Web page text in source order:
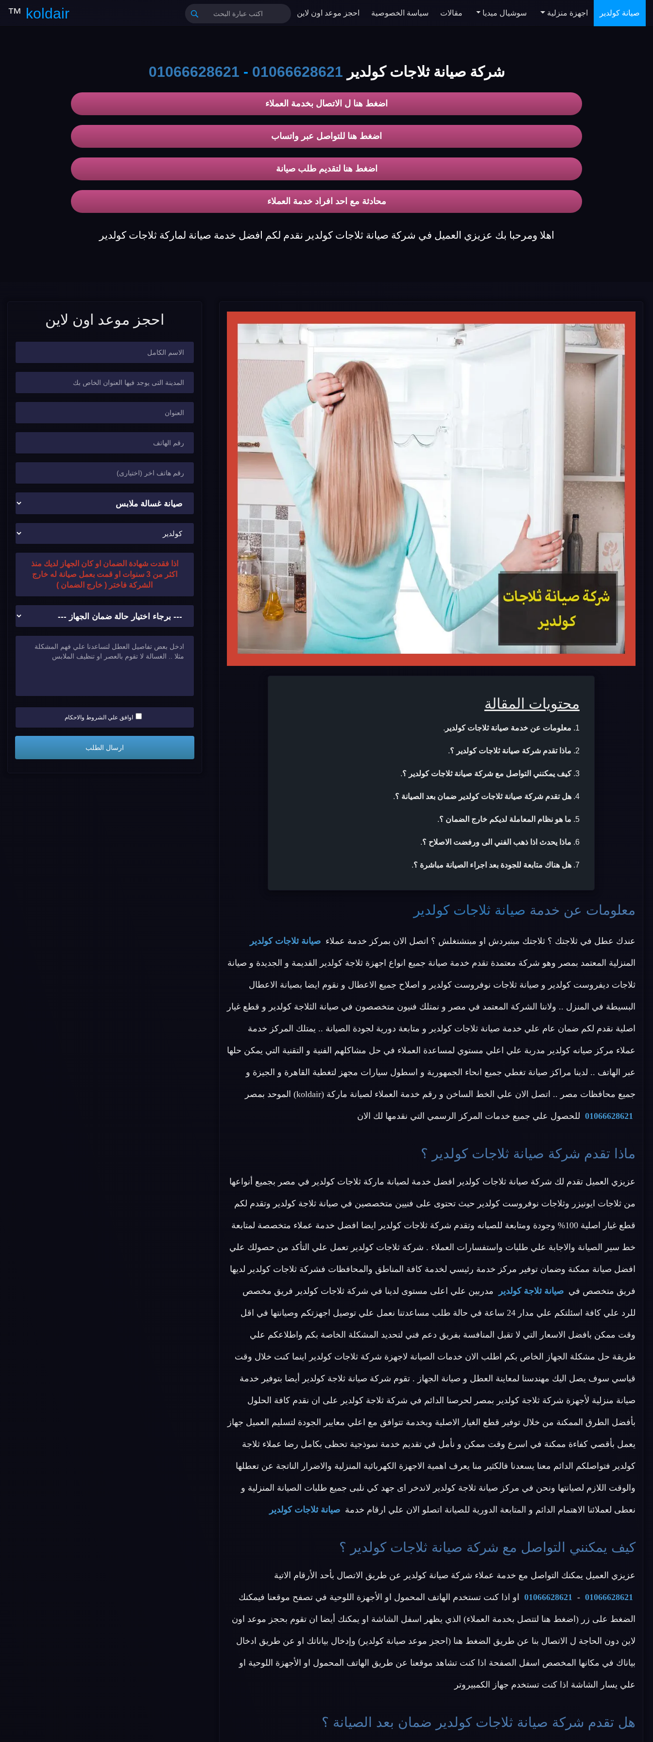
koldair
™ صيانة كولدير اجهزة منزلية سوشيال ميديا مقالات سياسة الخصوصية احجز موعد اون لاين
شركة صيانة ثلاجات كولدير 01066628621
-
01066628621
اضغط هنا ل الاتصال بخدمة العملاء
اضغط هنا للتواصل عبر واتساب
اضغط هنا لتقديم طلب صيانة
محادثة مع احد افراد خدمة العملاء
اهلا ومرحبا بك عزيزي العميل في شركة صيانة ثلاجات كولدير نقدم لكم افضل خدمة صيانة لماركة ثلاجات كولدير
محتويات المقالة
معلومات عن خدمة صيانة ثلاجات كولدير .
ماذا تقدم شركة صيانة ثلاجات كولدير ؟.
كيف يمكنني التواصل مع شركة صيانة ثلاجات كولدير ؟.
هل تقدم شركة صيانة ثلاجات كولدير ضمان بعد الصيانة ؟.
ما هو نظام المعاملة لديكم خارج الضمان ؟.
ماذا يحدث اذا ذهب الفني الى ورفضت الاصلاح ؟.
هل هناك متابعة للجودة بعد اجراء الصيانة مباشرة ؟.
معلومات عن خدمة صيانة ثلاجات كولدير
عندك عطل في ثلاجتك ؟ ثلاجتك مبتبردش او مبتشتغلش ؟ اتصل الان بمركز خدمة عملاء صيانة ثلاجات كولدير
المنزلية المعتمد بمصر وهو شركة معتمدة تقدم خدمة صيانة جميع انواع اجهزة ثلاجة كولدير القديمة و الجديدة و صيانة
ثلاجات ديفروست كولدير و صيانة ثلاجات نوفروست كولدير و اصلاح جميع الاعطال و نقوم ايضا بصيانة الاعطال
البسيطة في المنزل .. ولاننا الشركة المعتمد في مصر و نمتلك فنيون متخصصون في صيانة الثلاجة كولدير و قطع غيار
اصلية نقدم لكم ضمان عام علي خدمة صيانة ثلاجات كولدير و متابعة دورية لجودة الصيانة .. يمتلك المركز خدمة
عملاء مركز صيانه كولدير مدربة علي اعلي مستوي لمساعدة العملاء في حل مشاكلهم الفنية و التقنية التي يمكن حلها
عبر الهاتف .. لدينا مراكز صيانة تغطي جميع انحاء الجمهورية و اسطول سيارات مجهز لتغطية القاهرة و الجيزة و
جميع محافظات مصر .. اتصل الان علي الخط الساخن و رقم خدمة العملاء لصيانة ماركة (koldair) الموحد بمصر
01066628621 للحصول علي جميع خدمات المركز الرسمي التي نقدمها لك الان
ماذا تقدم شركة صيانة ثلاجات كولدير ؟
عزيزي العميل تقدم لك شركة صيانة ثلاجات كولدير افضل خدمة لصيانة ماركة ثلاجات كولدير في مصر بجميع أنواعها
من ثلاجات ايونيزر وثلاجات نوفروست كولدير حيث تحتوى على فنيين متخصصين في صيانة ثلاجة كولدير وتقدم لكم
قطع غيار اصلية 100% وجودة ومتابعة للصيانه وتقدم شركة ثلاجات كولدير ايضا افضل خدمة عملاء متخصصة لمتابعة
خط سير الصيانة والاجابة علي طلبات واستفسارات العملاء . شركة ثلاجات كولدير تعمل علي التأكد من حصولك علي
افضل صيانة ممكنة وضمان توفير مركز خدمة رئيسي لخدمة كافة المناطق والمحافظات فشركة ثلاجات كولدير لديها
فريق متخصص في صيانة ثلاجة كولدير مدربين علي اعلى مستوى لدينا في شركة ثلاجات كولدير فريق مخصص
للرد علي كافة اسئلتكم علي مدار 24 ساعة في حالة طلب مساعدتنا نعمل علي توصيل اجهزتكم وصيانتها في اقل
وقت ممكن بافضل الاسعار التي لا تقبل المنافسة بفريق دعم فني لتحديد المشكلة الخاصة بكم واطلاعكم علي
طريقة حل مشكلة الجهاز الخاص بكم اطلب الان خدمات الصيانة لاجهزة شركة ثلاجات كولدير اينما كنت خلال وقت
قياسي سوف يصل اليك مهندسنا لمعاينة العطل و صيانة الجهاز . تقوم شركة صيانة ثلاجة كولدير أيضا بتوفير خدمة
صيانة منزلية لأجهزة شركة ثلاجة كولدير بمصر لحرصنا الدائم في شركة ثلاجة كولدير على ان نقدم كافة الحلول
بأفضل الطرق الممكنة من خلال توفير قطع الغيار الاصلية وبخدمة تتوافق مع اعلي معايير الجودة لتسليم العميل جهاز
يعمل بأقصي كفاءة ممكنة في اسرع وقت ممكن و نأمل في تقديم خدمة نموذجية تحظى بكامل رضا عملاء ثلاجة
كولدير فتواصلكم الدائم معنا يسعدنا فالكثير منا يعرف اهمية الاجهزة الكهربائية المنزلية والاضرار الناتجة عن تعطلها
والوقت اللازم لصيانتها ونحن في مركز صيانة ثلاجة كولدير لاندخر اى جهد كي نلبى جميع طلبات الصيانة المنزلية و
نعطى لعملائنا الاهتمام الدائم و المتابعة الدورية للصيانة اتصلو الان علي ارقام خدمة صيانة ثلاجات كولدير
كيف يمكنني التواصل مع شركة صيانة ثلاجات كولدير ؟
عزيزي العميل يمكنك التواصل مع خدمة عملاء شركة صيانة كولدير عن طريق الاتصال بأحد الأرقام الاتية
01066628621
-
01066628621 او اذا كنت تستخدم الهاتف المحمول او الأجهزة اللوحية في تصفح موقعنا فيمكنك
الضغط على زر (اضغط هنا لتتصل بخدمة العملاء) الذي يظهر اسفل الشاشة او يمكنك أيضا ان تقوم بحجز موعد اون
لاين دون الحاجة ل الاتصال بنا عن طريق الضغط هنا (احجز موعد صيانة كولدير) وإدخال بياناتك او عن طريق ادخال
بياناك في مكانها المخصص اسفل الصفحة اذا كنت تشاهد موقعنا عن طريق الهاتف المحمول او الأجهزة اللوحية او
علي يسار الشاشة اذا كنت تستخدم جهاز الكمبيروتر
هل تقدم شركة صيانة ثلاجات كولدير ضمان بعد الصيانة ؟
احجز موعد اون لاين
اذا فقدت شهادة الضمان او كان الجهاز لديك منذ
اكثر من 3 سنوات او قمت بعمل صيانة له خارج
الشركة فاختر ( خارج الضمان )
اوافق علي الشروط والاحكام